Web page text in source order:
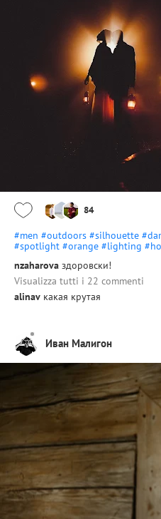
84
#men #outdoors #silhouette
#spotlight #orange #lighting
nzaharova здоровски!
Visualizza tutti i 22 commenti
alinav какая крутая
Иван Малигон